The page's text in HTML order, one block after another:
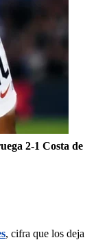
2-1 Costa de
, cifra que los deja